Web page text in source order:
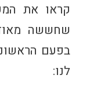
קראו את
שחששה
בפעם
לנו: